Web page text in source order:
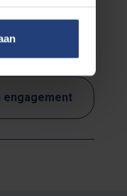
engagement